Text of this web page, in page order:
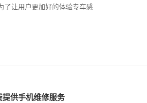
让用户更加好的体验专车感...
供手机维修服务